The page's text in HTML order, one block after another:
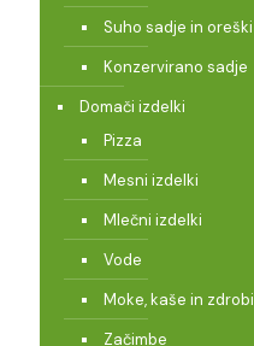
Suho sadje in oreški
Konzervirano sadje
Domači izdelki
Pizza
Mesni izdelki
Mlečni izdelki
Vode
Moke, kaše in zdrobi
Začimbe